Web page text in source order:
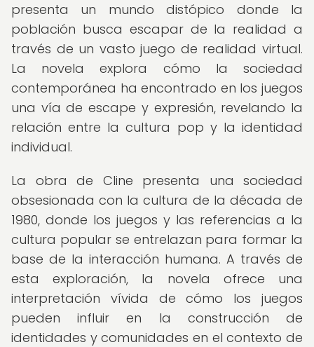
presenta un mundo distópico donde la
población busca escapar de la realidad a
través de un vasto juego de realidad virtual.
La novela explora cómo la sociedad
contemporánea ha encontrado en los juegos
una vía de escape y expresión, revelando la
relación entre la cultura pop y la identidad
individual.
La obra de Cline presenta una sociedad
obsesionada con la cultura de la década de
1980, donde los juegos y las referencias a la
cultura popular se entrelazan para formar la
base de la interacción humana. A través de
esta exploración, la novela ofrece una
interpretación vívida de cómo los juegos
pueden influir en la construcción de
identidades y comunidades en el contexto de